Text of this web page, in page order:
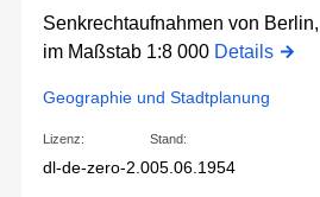
Senkrechtaufnahmen von
im Maßstab 1:8 000 Details
Geographie und Stadtplanung
Lizenz:
dl-de-zero-2.0
Stand:
05.06.1954